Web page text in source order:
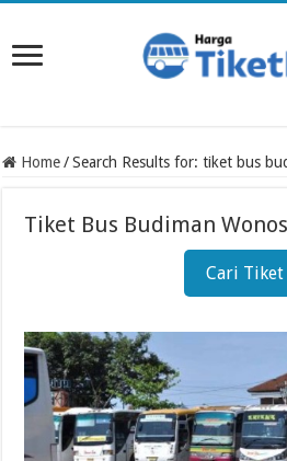
Home / Search Results for: tiket bus
Tiket Bus Budiman
Cari Tiket